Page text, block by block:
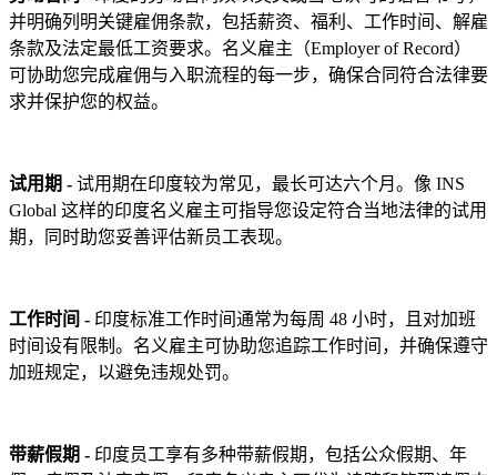
并明确列明关键雇佣条款，包括薪资、福利、工作时间、解雇
条款及法定最低工资要求。名义雇主（Employer of Record）
可协助您完成雇佣与入职流程的每一步，确保合同符合法律要
求并保护您的权益。
试用期 - 试用期在印度较为常见，最长可达六个月。像 INS
Global 这样的印度名义雇主可指导您设定符合当地法律的试用
期，同时助您妥善评估新员工表现。
工作时间 - 印度标准工作时间通常为每周 48 小时，且对加班
时间设有限制。名义雇主可协助您追踪工作时间，并确保遵守
加班规定，以避免违规处罚。
带薪假期 - 印度员工享有多种带薪假期，包括公众假期、年